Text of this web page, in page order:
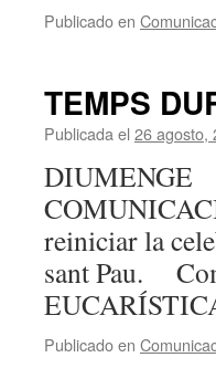
Publicado en
TEMPS
Publicada el 26 agosto,
reiniciar la
sant Pau.
Publicado en